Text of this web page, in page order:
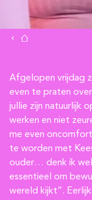
Afgelopen vrijdag
even te praten
jullie zijn natuurlijk
werken en niet
me even
te worden met
ouder… denk ik
essentieel om
wereld kijkt”.